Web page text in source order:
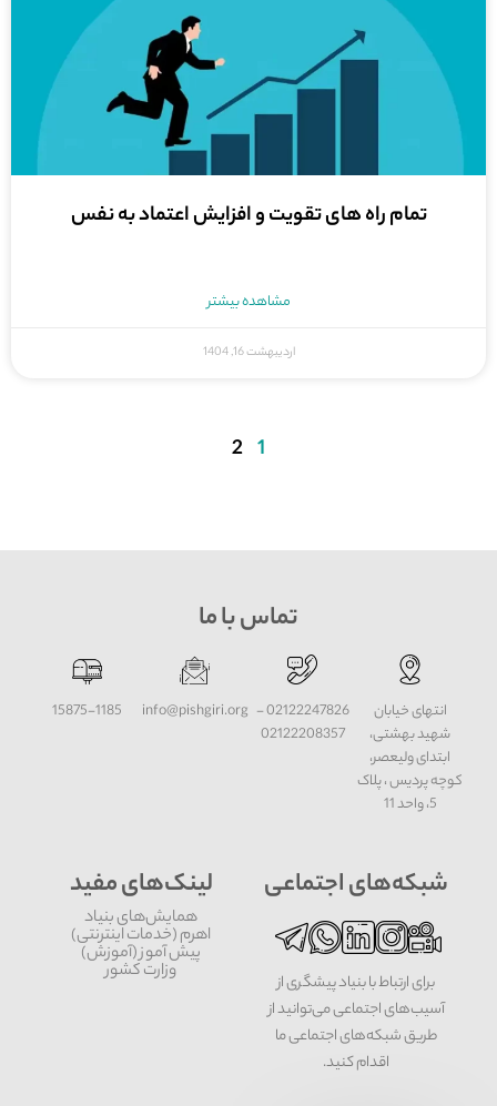
تمام راه های تقویت و افزایش اعتماد به نفس
مشاهده بیشتر
اردیبهشت 16, 1404
1
2
تماس با ما
انتهای خیابان
شهید بهشتی،
ابتدای ولیعصر،
کوچه پردیس ، پلاک
5، واحد 11
02122247826 -
02122208357
info@pishgiri.org
15875-1185
شبکه‌های اجتماعی
برای ارتباط با بنیاد پیشگری از
آسیب‌های اجتماعی می‌توانید از
طریق شبکه‌‎های اجتماعی ما
اقدام کنید.
لینک‌های مفید
همایش‌های بنیاد
اهرم (خدمات اینترنتی)
پیش آموز (آموزش)
وزارت کشور